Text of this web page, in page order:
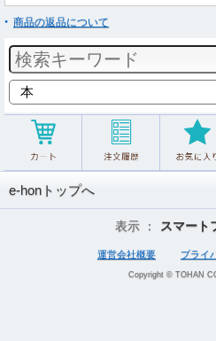
商品の返品について
e-honトップへ
表示 ： スマート
運営会社概要 プライ
Copyright © TOHAN